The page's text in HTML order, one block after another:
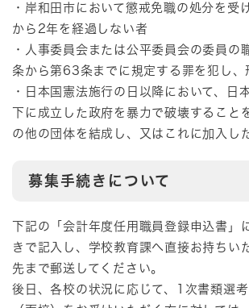
・岸和田市において懲戒免職の処分を受
から2年を経過しない者
・人事委員会または公平委員会の委員の
条から第63条までに規定する罪を犯し、
・日本国憲法施行の日以降において、日
下に成立した政府を暴力で破壊すること
の他の団体を結成し、又はこれに加入し
募集手続きについて
下記の「会計年度任用職員登録申込書」
きで記入し、学校教育課へ直接お持ちい
先まで郵送してください。
後日、各校の状況に応じて、1次書類選